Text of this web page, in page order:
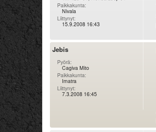
Paikkakunta:
Nivala
Liittynyt:
15.9.2008 16:43
Jebis
Pyörä:
Cagiva Mito
Paikkakunta:
Imatra
Liittynyt:
7.3.2008 16:45